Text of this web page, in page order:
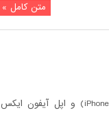
متن کامل »
اپل آیفون ایکس اس (iPhone Xs) و اپل آیفون ایکس